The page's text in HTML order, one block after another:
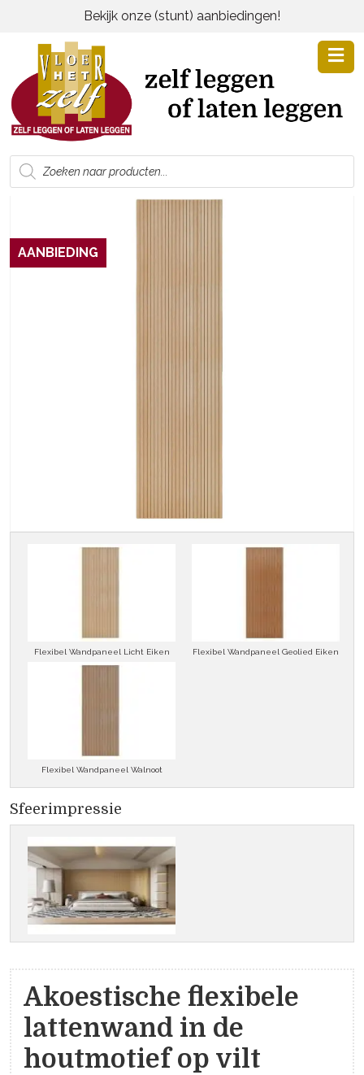
Bekijk onze (stunt) aanbiedingen!
Producten
zoeken
AANBIEDING
Flexibel Wandpaneel Licht Eiken Flexibel Wandpaneel Geolied Eiken
Flexibel Wandpaneel Walnoot
Sfeerimpressie
Akoestische flexibele
lattenwand in de
houtmotief op vilt